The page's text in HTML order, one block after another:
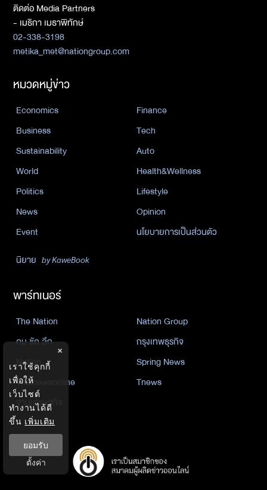
ติดต่อ Media Partners
- เมธิกา เมธาพิทักษ์
02-338-3198
metika_met@nationgroup.com
หมวดหมู่ข่าว
Economics
Finance
Business
Tech
Sustainability
Auto
World
Health&Wellness
Politics
Lifestyle
News
Opinion
Event
นโยบายการเป็นส่วนตัว
นิยาย by KaweBook
พาร์ทเนอร์
The Nation
Nation Group
คม ชัด ลึก
กรุงเทพธุรกิจ
Nation
Spring News
Thainewsonline
Tnews
ฐานเศรษฐกิจ
×
เราใช้คุกกี้
เพื่อให้
เว็บไซต์
ทำงานได้ดี
ขึ้น เพิ่มเติม
ยอมรับ
ตั้งค่า